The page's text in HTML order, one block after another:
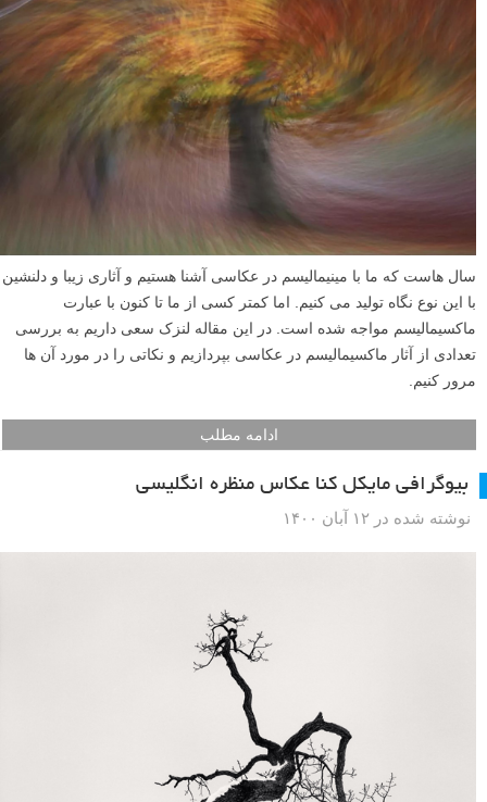
سال هاست که ما با مینیمالیسم در عکاسی آشنا هستیم و آثاری زیبا و دلنشین
با این نوع نگاه تولید می کنیم. اما کمتر کسی از ما تا کنون با عبارت
ماکسیمالیسم مواجه شده است. در این مقاله لنزک سعی داریم به بررسی
تعدادی از آثار ماکسیمالیسم در عکاسی بپردازیم و نکاتی را در مورد آن ها
مرور کنیم.
ادامه مطلب
بیوگرافی مایکل کنا عکاس منظره انگلیسی
نوشته شده در ۱۲ آبان ۱۴۰۰